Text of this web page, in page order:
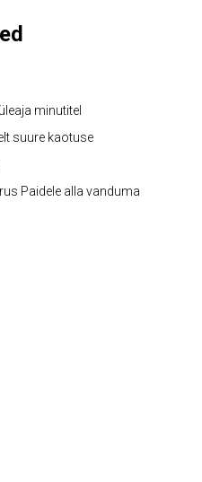
minutitel
suure kaotuse
Paidele alla vanduma